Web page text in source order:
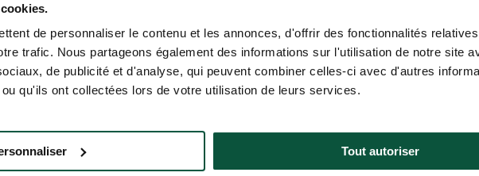
de personnaliser le contenu et les annonces, d'offrir des fonctionnalités
trafic. Nous partageons également des informations sur l'utilisation de notre site
de publicité et d'analyse, qui peuvent combiner celles-ci avec d'autres
qu'ils ont collectées lors de votre utilisation de leurs services.
Tout autoriser